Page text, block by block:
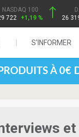
NASDAQ 100
722
+1,19 %
26
S'INFORMER
À 0€